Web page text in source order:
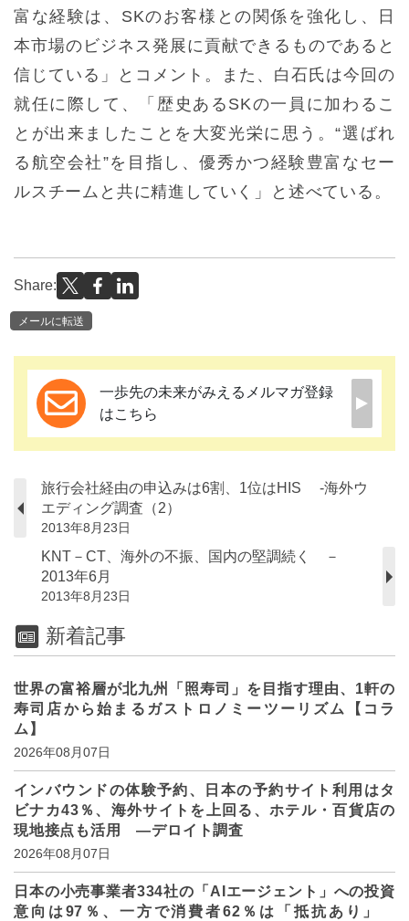
富な経験は、SKのお客様との関係を強化し、日
本市場のビジネス発展に貢献できるものであると
信じている」とコメント。また、白石氏は今回の
就任に際して、「歴史あるSKの一員に加わるこ
とが出来ましたことを大変光栄に思う。“選ばれ
る航空会社”を目指し、優秀かつ経験豊富なセー
ルスチームと共に精進していく」と述べている。
Share:
メールに転送
一歩先の未来がみえるメルマガ登録
はこちら
旅行会社経由の申込みは6割、1位はHIS -海外ウ
エディング調査（2）
2013年8月23日
KNT－CT、海外の不振、国内の堅調続く －
2013年6月
2013年8月23日
新着記事
世界の富裕層が北九州「照寿司」を目指す理由、1軒の
寿司店から始まるガストロノミーツーリズム【コラ
ム】
2026年08月07日
インバウンドの体験予約、日本の予約サイト利用はタ
ビナカ43％、海外サイトを上回る、ホテル・百貨店の
現地接点も活用 ―デロイト調査
2026年08月07日
日本の小売事業者334社の「AIエージェント」への投資
意向は97％、一方で消費者62％は「抵抗あり」